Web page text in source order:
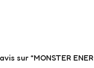
sur “MONSTER